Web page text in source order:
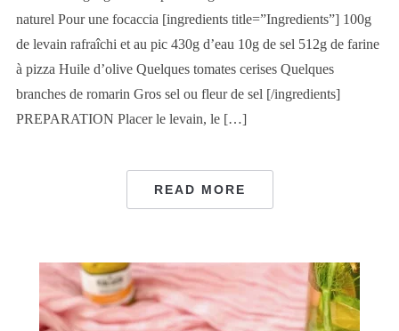
naturel Pour une focaccia [ingredients title=”Ingredients”] 100g
de levain rafraîchi et au pic 430g d’eau 10g de sel 512g de farine
à pizza Huile d’olive Quelques tomates cerises Quelques
branches de romarin Gros sel ou fleur de sel [/ingredients]
PREPARATION Placer le levain, le […]
READ MORE